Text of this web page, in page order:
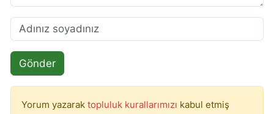
Gönder
Yorum yazarak topluluk kurallarımızı kabul etmiş